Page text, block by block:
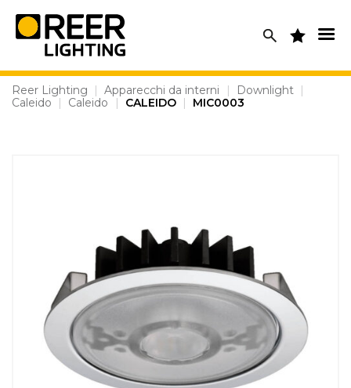
content
Reer Lighting | Apparecchi da interni | Downlight |
Caleido
| Caleido | CALEIDO | MIC0003